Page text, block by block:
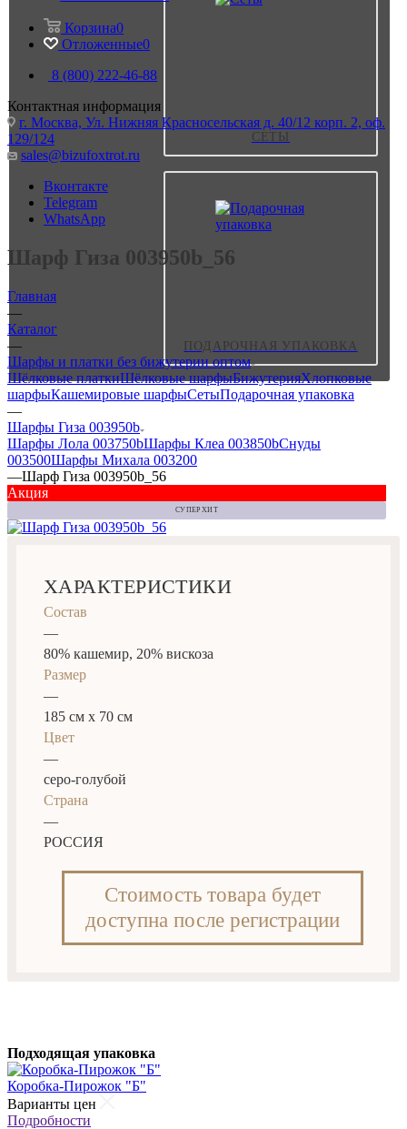
СЕТЫ
ПОДАРОЧНАЯ УПАКОВКА
Корзина0
Отложенные0
8 (800) 222-46-88
Контактная информация
г. Москва, Ул. Нижняя Красносельская д. 40/12 корп. 2, оф.
129/124
sales@bizufoxtrot.ru
Вконтакте
Telegram
WhatsApp
Шарф Гиза 003950b_56
Главная
—
Каталог
—
Шарфы и платки без бижутерии оптом
Шёлковые платкиШёлковые шарфыБижутерияХлопковые
шарфыКашемировые шарфыСетыПодарочная упаковка
—
Шарфы Гиза 003950b
Шарфы Лола 003750bШарфы Клеа 003850bСнуды
003500Шарфы Михала 003200
—Шарф Гиза 003950b_56
Акция
СУПЕР ХИТ
ХАРАКТЕРИСТИКИ
Состав
—
80% кашемир, 20% вискоза
Размер
—
185 см x 70 см
Цвет
—
серо-голубой
Страна
—
РОССИЯ
Стоимость товара будет
доступна после регистрации
Подходящая упаковка
Коробка-Пирожок "Б"
Варианты цен
Подробности